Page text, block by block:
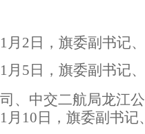
1 月2日，旗委副书记
1 月5日，旗委副书记
司、中交二航局龙江
1 月10日，旗委副书记